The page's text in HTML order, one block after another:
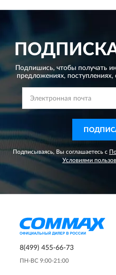
Подпишись, чтобы получать
предложениях,
Подписываясь, Вы соглашаетесь с
Условиями
8(499) 455-66-73
ПН-ВС 9:00-21:00